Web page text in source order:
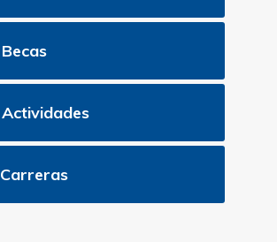
Becas
Actividades
Carreras